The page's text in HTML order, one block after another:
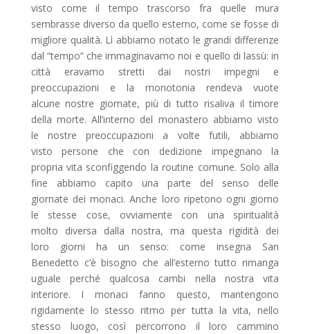
visto come il tempo trascorso fra quelle mura
sembrasse diverso da quello esterno, come se fosse di
migliore qualità. Lì abbiamo notato le grandi differenze
dal “tempo” che immaginavamo noi e quello di lassù: in
città eravamo stretti dai nostri impegni e
preoccupazioni e la monotonia rendeva vuote
alcune nostre giornate, più di tutto risaliva il timore
della morte. All’interno del monastero abbiamo visto
le nostre preoccupazioni a volte futili, abbiamo
visto persone che con dedizione impegnano la
propria vita sconfiggendo la routine comune. Solo alla
fine abbiamo capito una parte del senso delle
giornate dei monaci. Anche loro ripetono ogni giorno
le stesse cose, ovviamente con una spiritualità
molto diversa dalla nostra, ma questa rigidità dei
loro giorni ha un senso: come insegna San
Benedetto c’è bisogno che all’esterno tutto rimanga
uguale perché qualcosa cambi nella nostra vita
interiore. I monaci fanno questo, mantengono
rigidamente lo stesso ritmo per tutta la vita, nello
stesso luogo, così percorrono il loro cammino